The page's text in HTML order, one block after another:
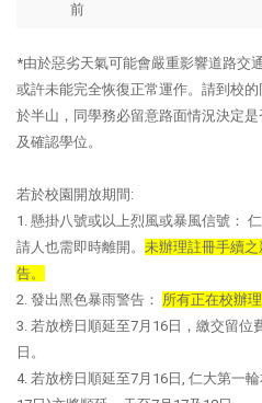
前
*由於惡劣天氣可能會嚴重影響道路交
或許未能完全恢復正常運作。請到校
於半山，同學務必留意路面情況決定
及確認學位。
若於校園開放期間:
1. 懸掛八號或以上烈風或暴風信號：
請人也需即時離開。 未辦理註冊手續
告。
2. 發出黑色暴雨警告： 所有正在校辦
3. 若放榜日順延至7月16日，繳交留位
日。
4. 若放榜日順延至7月16日, 仁大第一